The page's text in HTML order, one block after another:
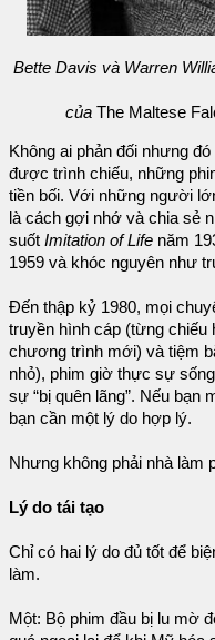
Bette Davis và Warren
của The Maltese
Không ai phản đối nhưng
được trình chiếu, những
tiền bối. Với những người
là cách gợi nhớ và chia sẻ
suốt Imitation of Life năm
1959 và khóc nguyên như
Đến thập kỷ 1980, mọi
truyền hình cáp (từng chiếu
chương trình mới) và tiệm
nhỏ), phim giờ thực sự
sự “bị quên lãng”. Nếu bạn
bạn cần một lý do hợp lý.
Nhưng không phải nhà làm
Lý do tái tạo
Chỉ có hai lý do đủ tốt để
làm.
Một: Bộ phim đầu bị lu mờ